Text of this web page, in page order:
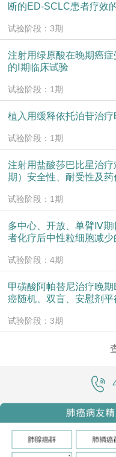
断的ED-SCLC患者疗效
试验阶段：3期
注射用绿原酸在晚期癌
的Ⅰ期临床试验
试验阶段：1期
植入用缓释依托泊苷治疗
试验阶段：1期
注射用盐酸莎巴比星治
期）安全性、耐受性及
试验阶段：1期
多中心、开放、单臂Ⅳ期
者化疗后中性粒细胞减
试验阶段：4期
甲磺酸阿帕替尼治疗晚
癌随机、双盲、安慰剂
试验阶段：3期